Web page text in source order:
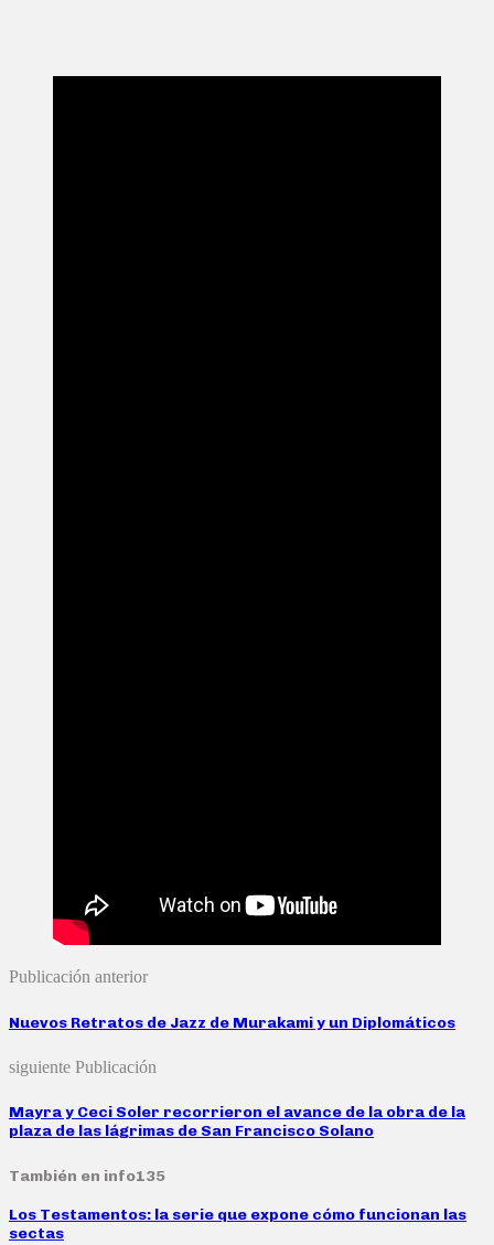
Publicación anterior
Nuevos Retratos de Jazz de Murakami y un Diplomáticos
siguiente Publicación
Mayra y Ceci Soler recorrieron el avance de la obra de la
plaza de las lágrimas de San Francisco Solano
También en info135
Los Testamentos: la serie que expone cómo funcionan las
sectas